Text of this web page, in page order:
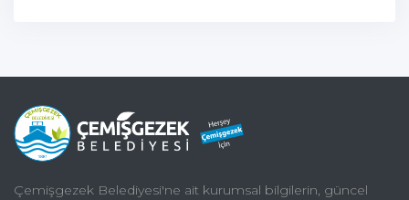
Çemişgezek Belediyesi'ne ait kurumsal bilgilerin, güncel